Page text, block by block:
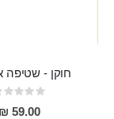
חוקן - שטיפה
0%
59.00 ₪